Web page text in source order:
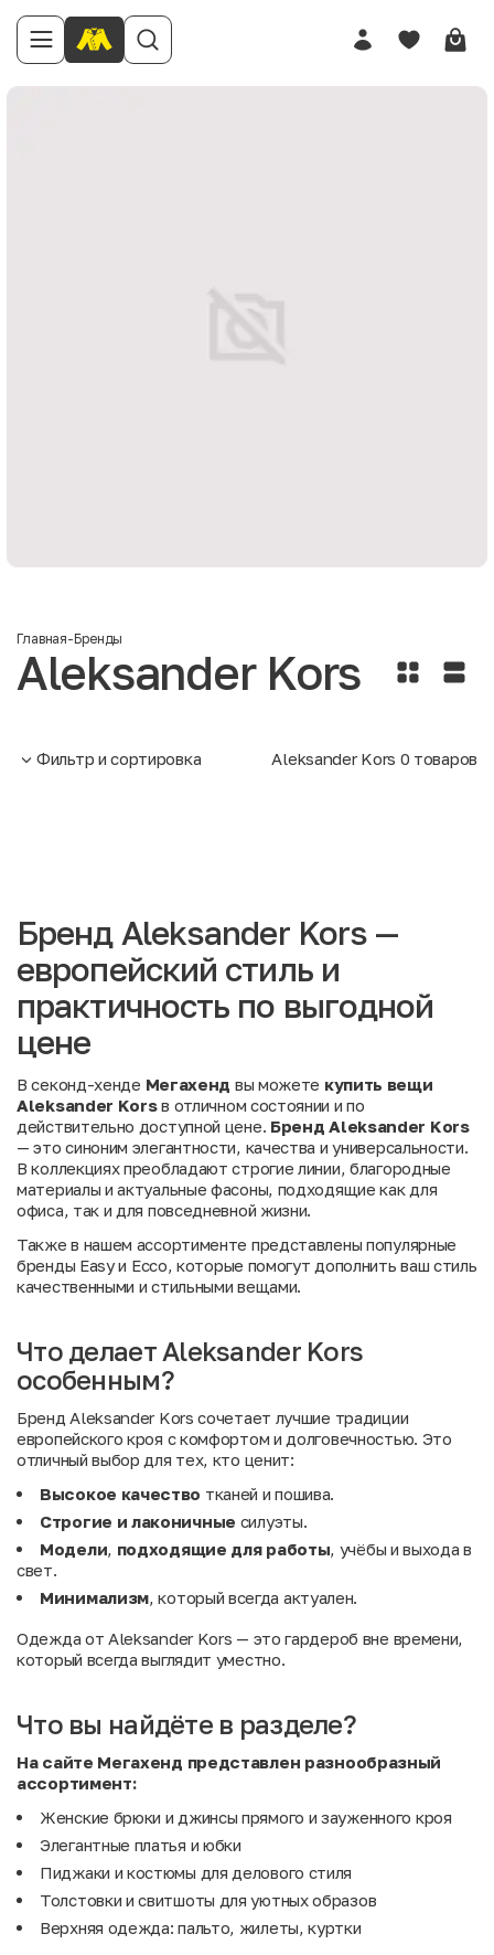
Главная-Бренды
Aleksander Kors
Фильтр и сортировка Aleksander Kors 0 товаров
Бренд Aleksander Kors —
европейский стиль и
практичность по выгодной
цене
В секонд-хенде Мегахенд вы можете купить вещи
Aleksander Korsв отличном состоянии и по
действительно доступной цене. Бренд Aleksander Kors
— это синоним элегантности, качества и универсальности.
В коллекциях преобладают строгие линии, благородные
материалы и актуальные фасоны, подходящие как для
офиса, так и для повседневной жизни.
Также в нашем ассортименте представлены популярные
бренды Easyи Ecco, которые помогут дополнить ваш стиль
качественными и стильными вещами.
Что делает Aleksander Kors
особенным?
Бренд Aleksander Kors сочетает лучшие традиции
европейского кроя с комфортом и долговечностью. Это
отличный выбор для тех, кто ценит:
Высокое качество тканей и пошива.
Строгие и лаконичные силуэты.
Модели, подходящие для работы, учёбы и выхода в
свет.
Минимализм, который всегда актуален.
Одежда от Aleksander Kors — это гардероб вне времени,
который всегда выглядит уместно.
Что вы найдёте в разделе?
На сайте Мегахенд представлен разнообразный
ассортимент:
Женские брюки и джинсы прямого и зауженного кроя
Элегантные платья и юбки
Пиджаки и костюмы для делового стиля
Толстовки и свитшоты для уютных образов
Верхняя одежда: пальто, жилеты, куртки